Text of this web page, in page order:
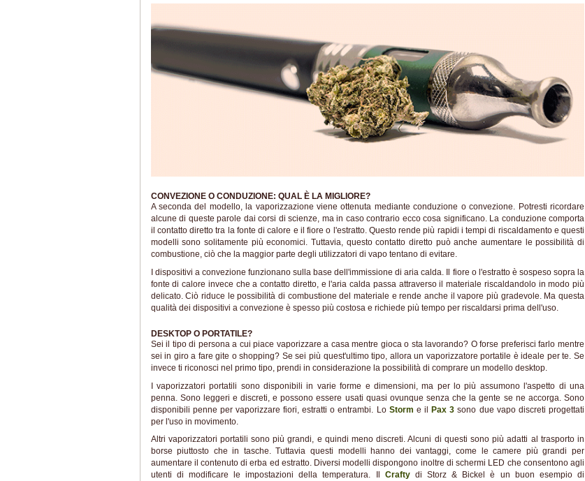
CONVEZIONE O CONDUZIONE: QUAL È LA MIGLIORE?
A seconda del modello, la vaporizzazione viene ottenuta mediante conduzione o convezione. Potresti ricordare
alcune di queste parole dai corsi di scienze, ma in caso contrario ecco cosa significano. La conduzione comporta
il contatto diretto tra la fonte di calore e il fiore o l'estratto. Questo rende più rapidi i tempi di riscaldamento e questi
modelli sono solitamente più economici. Tuttavia, questo contatto diretto può anche aumentare le possibilità di
combustione, ciò che la maggior parte degli utilizzatori di vapo tentano di evitare.
I dispositivi a convezione funzionano sulla base dell'immissione di aria calda. Il fiore o l'estratto è sospeso sopra la
fonte di calore invece che a contatto diretto, e l'aria calda passa attraverso il materiale riscaldandolo in modo più
delicato. Ciò riduce le possibilità di combustione del materiale e rende anche il vapore più gradevole. Ma questa
qualità dei dispositivi a convezione è spesso più costosa e richiede più tempo per riscaldarsi prima dell'uso.
DESKTOP O PORTATILE?
Sei il tipo di persona a cui piace vaporizzare a casa mentre gioca o sta lavorando? O forse preferisci farlo mentre
sei in giro a fare gite o shopping? Se sei più quest'ultimo tipo, allora un vaporizzatore portatile è ideale per te. Se
invece ti riconosci nel primo tipo, prendi in considerazione la possibilità di comprare un modello desktop.
I vaporizzatori portatili sono disponibili in varie forme e dimensioni, ma per lo più assumono l'aspetto di una
penna. Sono leggeri e discreti, e possono essere usati quasi ovunque senza che la gente se ne accorga. Sono
disponibili penne per vaporizzare fiori, estratti o entrambi. Lo Storm e ilPax 3 sono due vapo discreti progettati
per l'uso in movimento.
Altri vaporizzatori portatili sono più grandi, e quindi meno discreti. Alcuni di questi sono più adatti al trasporto in
borse piuttosto che in tasche. Tuttavia questi modelli hanno dei vantaggi, come le camere più grandi per
aumentare il contenuto di erba ed estratto. Diversi modelli dispongono inoltre di schermi LED che consentono agli
utenti di modificare le impostazioni della temperatura. Il Craftydi Storz & Bickel è un buon esempio di